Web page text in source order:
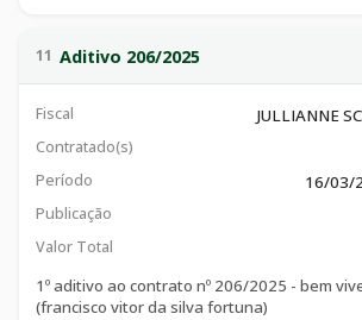
11 Aditivo 206/2025
Fiscal JULLIANNE
Contratado(s)
Período 16/03/
Publicação
Valor Total
1º aditivo ao contrato nº 206/2025 - bem
(francisco vitor da silva fortuna)